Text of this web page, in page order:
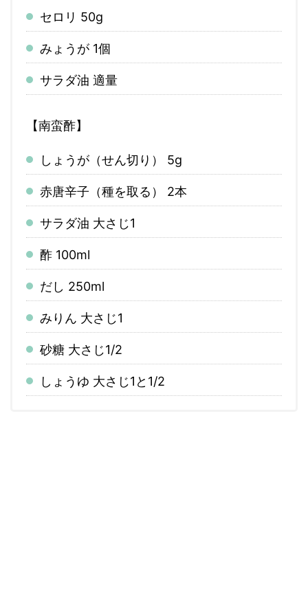
セロリ 50g
みょうが 1個
サラダ油 適量
【南蛮酢】
しょうが（せん切り） 5g
赤唐辛子（種を取る） 2本
サラダ油 大さじ1
酢 100ml
だし 250ml
みりん 大さじ1
砂糖 大さじ1/2
しょうゆ 大さじ1と1/2